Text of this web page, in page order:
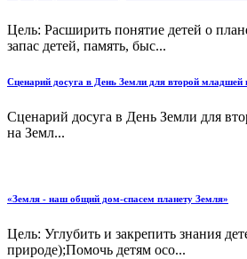
Цель: Расширить понятие детей о
запас детей, память, быс...
Сценарий досуга в День Земли для второй
Сценарий досуга в День Земли для
на Земл...
«Земля - наш общий дом-спасем планету Земля»
Цель: Углубить и закрепить знания
природе);Помочь детям осо...